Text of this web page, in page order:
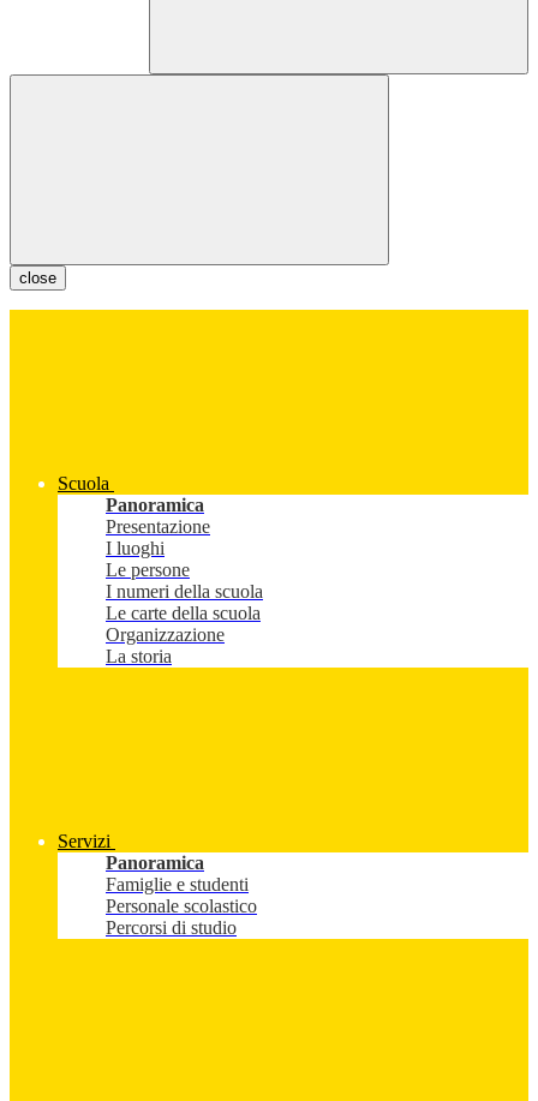
close
Scuola
Panoramica
Presentazione
I luoghi
Le persone
I numeri della scuola
Le carte della scuola
Organizzazione
La storia
Servizi
Panoramica
Famiglie e studenti
Personale scolastico
Percorsi di studio